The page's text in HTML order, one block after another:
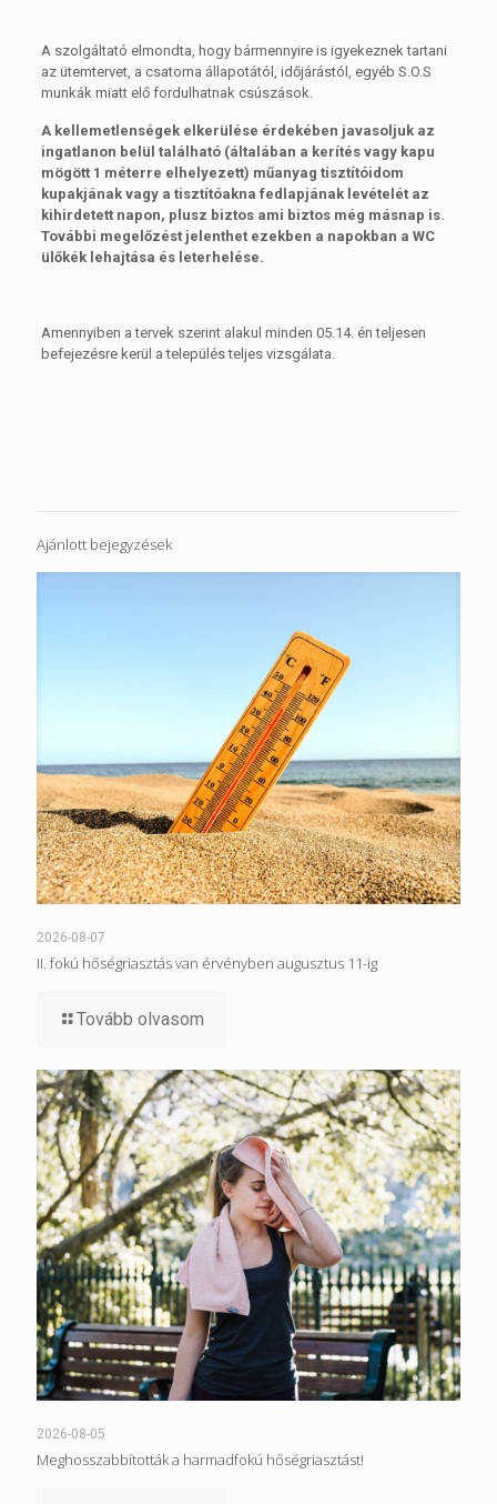
A szolgáltató elmondta, hogy bármennyire is igyekeznek tartani
az ütemtervet, a csatorna állapotától, időjárástól, egyéb S.O.S
munkák miatt elő fordulhatnak csúszások.
A kellemetlenségek elkerülése érdekében javasoljuk az
ingatlanon belül található (általában a kerítés vagy kapu
mögött 1 méterre elhelyezett) műanyag tisztítóidom
kupakjának vagy a tisztítóakna fedlapjának levételét az
kihirdetett napon, plusz biztos ami biztos még másnap is.
További megelőzést jelenthet ezekben a napokban a WC
ülőkék lehajtása és leterhelése.
Amennyiben a tervek szerint alakul minden 05.14. én teljesen
befejezésre kerül a település teljes vizsgálata.
Ajánlott bejegyzések
2026-08-07
II. fokú hőségriasztás van érvényben augusztus 11-ig
Tovább olvasom
2026-08-05
Meghosszabbították a harmadfokú hőségriasztást!